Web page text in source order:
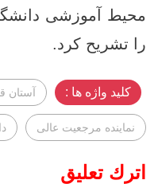
محیط آموزشی
را تشریح کرد.
کلید واژه ها :
نماینده مرجعیت عالی
اترك تعليق